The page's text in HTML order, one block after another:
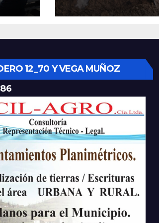
maquinaria en
mantener las
12_70 Y VEGA MUÑOZ